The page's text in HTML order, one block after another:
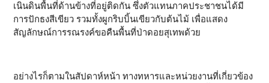
เนินดินพื้นที่ด้านข้างที่อยู่ติดกัน ซึ่งตัวแทนภาคประชาชนได้มี
การปักธงสีเขียว รวมทั้งผูกริบบิ้นเขียวกับต้นไม้ เพื่อแสดง
สัญลักษณ์การรณรงค์ขอคืนพื้นที่ป่าดอยสุเทพด้วย
อย่างไรก็ตามในสัปดาห์หน้า ทางทหารและหน่วยงานที่เกี่ยวข้อง